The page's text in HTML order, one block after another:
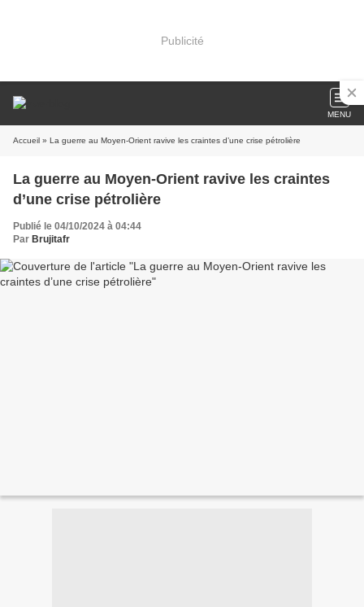
Publicité
MENU
Accueil » La guerre au Moyen-Orient ravive les craintes d’une crise pétrolière
La guerre au Moyen-Orient ravive les craintes
d’une crise pétrolière
Publié le 04/10/2024 à 04:44
Par Brujitafr